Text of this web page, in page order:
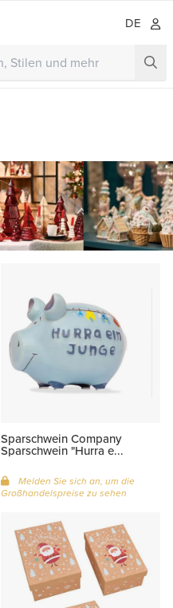
DE
Sparschwein Company
Sparschwein "Hurra e...
Melden Sie sich an, um die
Großhandelspreise zu sehen